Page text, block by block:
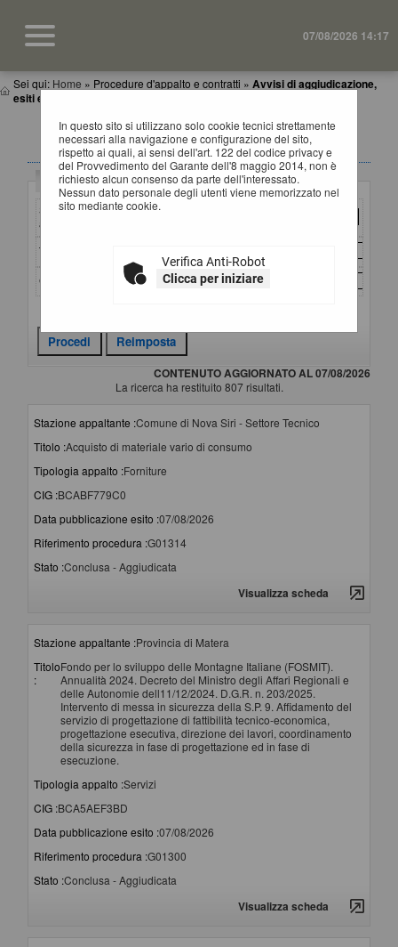
07/08/2026 14:17
Sei qui: Home » Procedure d'appalto e contratti » Avvisi di aggiudicazione,
esiti e affida...
In questo sito si utilizzano solo cookie tecnici strettamente
necessari alla navigazione e configurazione del sito,
rispetto ai quali, ai sensi dell'art. 122 del codice privacy e
del Provvedimento del Garante dell'8 maggio 2014, non è
richiesto alcun consenso da parte dell'interessato.
Nessun dato personale degli utenti viene memorizzato nel
sito mediante cookie.
Verifica Anti-Robot
Clicca per iniziare
AVVISI DI AGGIUDICAZIONE, ESITI E
AFFIDAMENTI
Criteri di ricerca
Stazione
appaltante :
Titolo :
CIG :
CONTENUTO AGGIORNATO AL 07/08/2026
La ricerca ha restituito 807 risultati.
Stazione appaltante :Comune di Nova Siri - Settore Tecnico
Titolo :Acquisto di materiale vario di consumo
Tipologia appalto :Forniture
CIG :BCABF779C0
Data pubblicazione esito :07/08/2026
Riferimento procedura :G01314
Stato :Conclusa - Aggiudicata
Visualizza scheda
Stazione appaltante :Provincia di Matera
Titolo
:
Fondo per lo sviluppo delle Montagne Italiane (FOSMIT).
Annualità 2024. Decreto del Ministro degli Affari Regionali e
delle Autonomie dell11/12/2024. D.G.R. n. 203/2025.
Intervento di messa in sicurezza della S.P. 9. Affidamento del
servizio di progettazione di fattibilità tecnico-economica,
progettazione esecutiva, direzione dei lavori, coordinamento
della sicurezza in fase di progettazione ed in fase di
esecuzione.
Tipologia appalto :Servizi
CIG :BCA5AEF3BD
Data pubblicazione esito :07/08/2026
Riferimento procedura :G01300
Stato :Conclusa - Aggiudicata
Visualizza scheda